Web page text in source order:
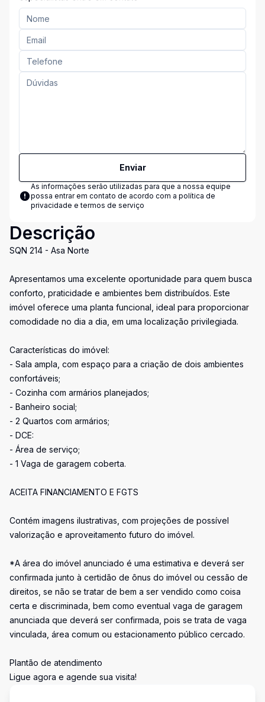
Enviar
As informações serão utilizadas para que a nossa equipe
possa entrar em contato de acordo com a política de
privacidade e termos de serviço
Descrição
SQN 214 - Asa Norte
Apresentamos uma excelente oportunidade para quem busca
conforto, praticidade e ambientes bem distribuídos. Este
imóvel oferece uma planta funcional, ideal para proporcionar
comodidade no dia a dia, em uma localização privilegiada.
Características do imóvel:
- Sala ampla, com espaço para a criação de dois ambientes
confortáveis;
- Cozinha com armários planejados;
- Banheiro social;
- 2 Quartos com armários;
- DCE:
- Área de serviço;
- 1 Vaga de garagem coberta.
ACEITA FINANCIAMENTO E FGTS
Contém imagens ilustrativas, com projeções de possível
valorização e aproveitamento futuro do imóvel.
*A área do imóvel anunciado é uma estimativa e deverá ser
confirmada junto à certidão de ônus do imóvel ou cessão de
direitos, se não se tratar de bem a ser vendido como coisa
certa e discriminada, bem como eventual vaga de garagem
anunciada que deverá ser confirmada, pois se trata de vaga
vinculada, área comum ou estacionamento público cercado.
Plantão de atendimento
Ligue agora e agende sua visita!